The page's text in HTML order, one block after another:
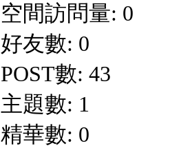
空間訪問量: 0
好友數: 0
POST數: 43
主題數: 1
精華數: 0